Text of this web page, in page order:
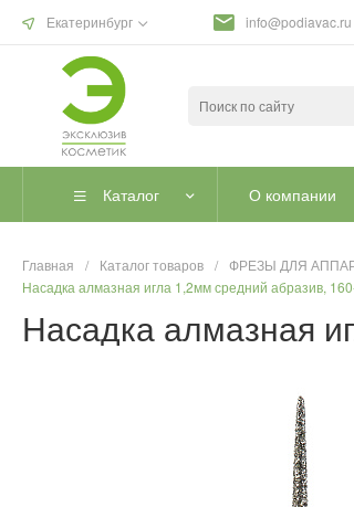
Екатеринбург info@podiavac.ru
Каталог О компании
Главная / Каталог товаров / ФРЕЗЫ ДЛЯ
Насадка алмазная игла 1,2мм средний абразив,
Насадка алмазная